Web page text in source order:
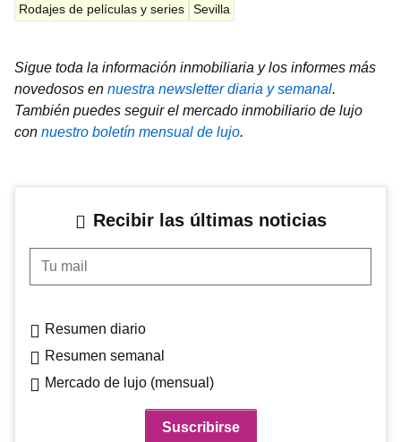
Rodajes de películas y series Sevilla
Sigue toda la información inmobiliaria y los informes más
novedosos en nuestra newsletter diaria y semanal.
También puedes seguir el mercado inmobiliario de lujo
con nuestro boletín mensual de lujo.
Recibir las últimas noticias
Tu mail
Resumen diario
Resumen semanal
Mercado de lujo (mensual)